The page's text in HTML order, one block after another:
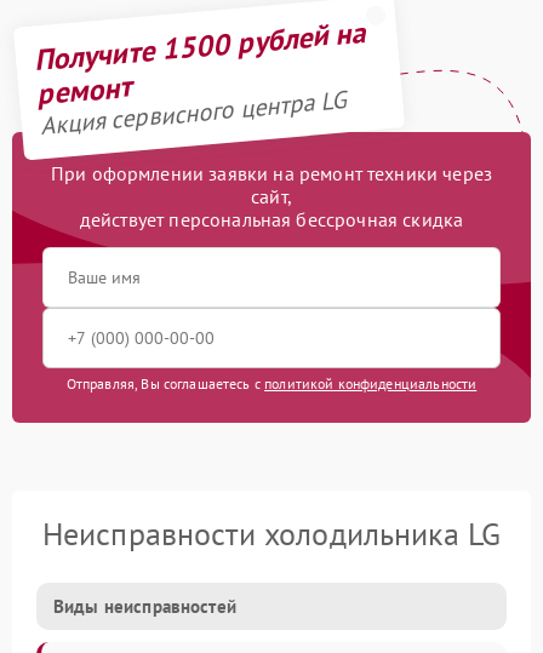
Получите 1500 рублей на
ремонт
Акция сервисного центра LG
При оформлении заявки на ремонт техники через
сайт,
действует персональная бессрочная скидка
Отправляя, Вы соглашаетесь с политикой конфиденциальности
Неисправности холодильника LG
Виды неисправностей